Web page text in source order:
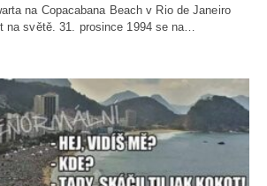
na Copacabana Beach v Rio de Janeiro
na světě. 31. prosince 1994 se na…